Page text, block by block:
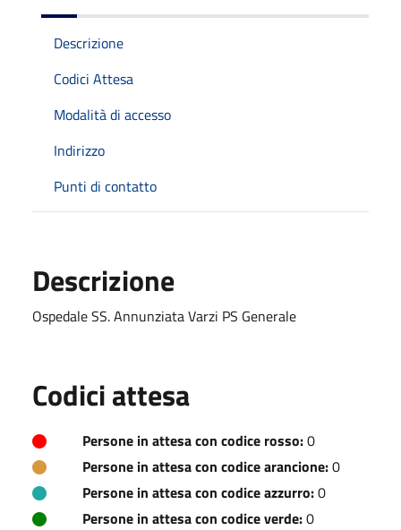
Descrizione
Codici Attesa
Modalità di accesso
Indirizzo
Punti di contatto
Descrizione
Ospedale SS. Annunziata Varzi PS Generale
Codici attesa
Persone in attesa con codice rosso:0
Persone in attesa con codice arancione:0
Persone in attesa con codice azzurro:0
Persone in attesa con codice verde:0